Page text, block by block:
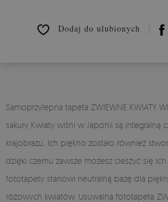
Dodaj do ulubionych
Samoprzylepna tapeta ZWIEWNE KWIATY
sakury Kwiaty wiśni w Japonii są integralną
krajobrazu. Ich piękno zostało również
dzięki czemu zawsze możesz cieszyć się ich
fototapety stanowi neutralną bazę dla
różowych kwiatów. Usuwalna fototapeta